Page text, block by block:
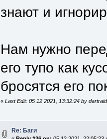
знают и
Нам нужно
его тупо как
бросятся его
«Last Edit: 05 12 2021, 13:32:24 by
Re: Баги